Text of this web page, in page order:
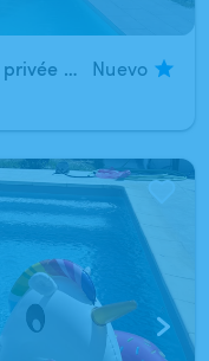
🌞 Louez une magnifique piscine privée 8 × 4 m – Détente garantie ! 🌴
Nuevo